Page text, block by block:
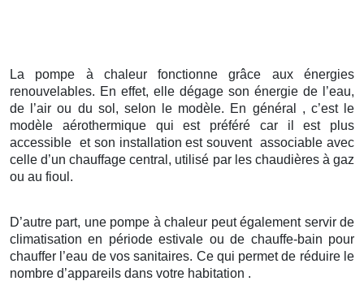
La pompe à chaleur fonctionne grâce aux énergies
renouvelables. En effet, elle dégage son énergie de l’eau,
de l’air ou du sol, selon le modèle. En général , c’est le
modèle aérothermique qui est préféré car il est plus
accessible et son installation est souvent associable avec
celle d’un chauffage central, utilisé par les chaudières à gaz
ou au fioul.
D’autre part, une pompe à chaleur peut également servir de
climatisation en période estivale ou de chauffe-bain pour
chauffer l’eau de vos sanitaires. Ce qui permet de réduire le
nombre d’appareils dans votre habitation .